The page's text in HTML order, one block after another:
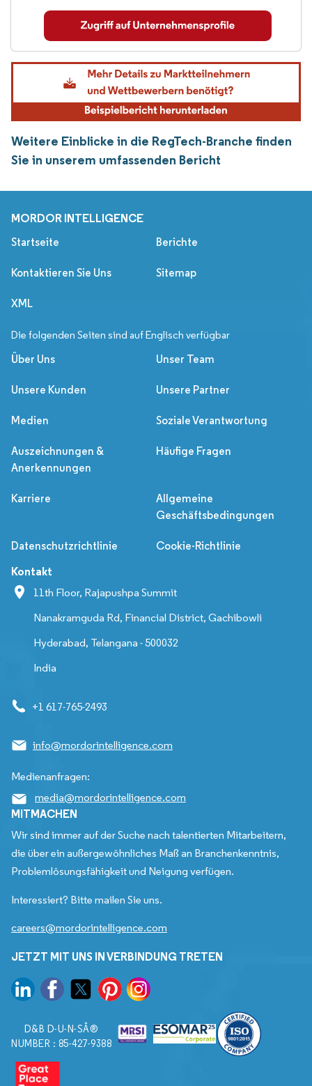
Weitere Einblicke in die RegTech-Branche finden
Sie in unserem umfassenden Bericht
MORDOR INTELLIGENCE
Startseite Berichte
Kontaktieren Sie Uns Sitemap
XML
Die folgenden Seiten sind auf Englisch verfügbar
Über Uns Unser Team
Unsere Kunden Unsere Partner
Medien Soziale Verantwortung
Auszeichnungen &
Anerkennungen
Häufige Fragen
Karriere
Allgemeine
Geschäftsbedingungen
Datenschutzrichtlinie Cookie-Richtlinie
Kontakt
11th Floor, Rajapushpa Summit
Nanakramguda Rd, Financial District, Gachibowli
Hyderabad, Telangana - 500032
India
+1 617-765-2493
info@mordorintelligence.com
Medienanfragen:
media@mordorintelligence.com
MITMACHEN
Wir sind immer auf der Suche nach talentierten Mitarbeitern,
die über ein außergewöhnliches Maß an Branchenkenntnis,
Problemlösungsfähigkeit und Neigung verfügen.
Interessiert? Bitte mailen Sie uns.
careers@mordorintelligence.com
JETZT MIT UNS IN VERBINDUNG TRETEN
D&B D-U-N-SÂ®
NUMBER : 85-427-9388